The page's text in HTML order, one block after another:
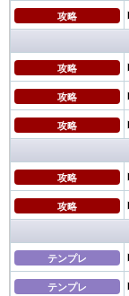
攻略
攻略
攻略
攻略
攻略
攻略
テンプレ
テンプレ